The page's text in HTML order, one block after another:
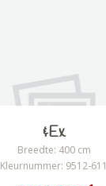
&Ex
Breedte: 400 cm
Kleurnummer: 9512-611